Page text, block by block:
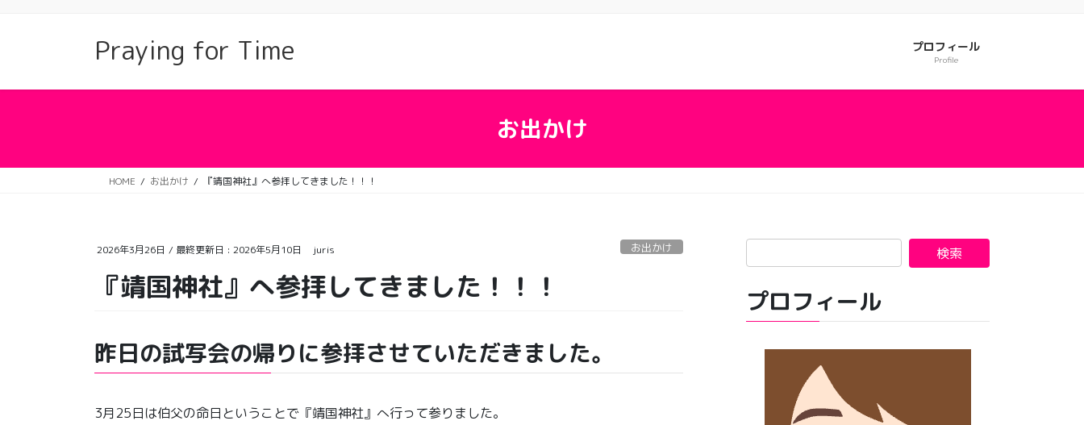
ツ
シ
移
Praying for Time プロフィール
Profile
お出かけ
HOME お出かけ 『靖国神社』へ参拝してきました！！！
2026年3月26日 / 最終更新日 : 2026年5月10日 juris お出かけ
『靖国神社』へ参拝してきました！！！
昨日の試写会の帰りに参拝させていただきました。
3月25日は伯父の命日ということで『靖国神社』へ行って参りました。
プロフィール